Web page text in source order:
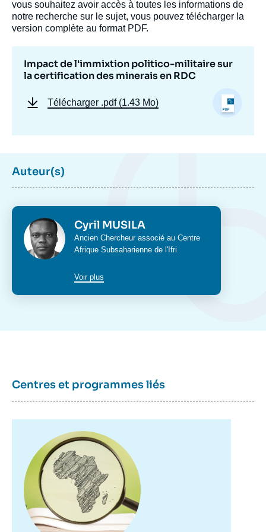
vous souhaitez avoir accès à toutes les informations de
notre recherche sur le sujet, vous pouvez télécharger la
version complète au format PDF.
Impact de l'immixtion politico-militaire sur
la certification des minerais en RDC
Télécharger .pdf (1.43 Mo)
Auteur(s)
Photo Cyril MUSILA
Intitulé
du
Ancien Chercheur associé au Centre
Afrique Subsaharienne de l'Ifri
Voir plus
Centres et programmes liés
principale
de
publication
Cyril MUSILA, « Impact de l'immixtion
politico-militaire sur la certification des
minerais en RDC », Notes, Ifri, 26
septembre 2016.